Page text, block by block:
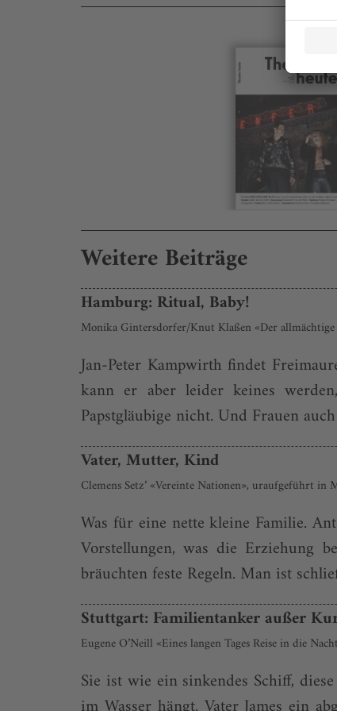
Weitere Beiträge
Hamburg: Ritual, Baby!
Monika Gintersdorfer/Knut Klaßen «Der
Jan-Peter Kampwirth findet
kann er aber leider keines
Papstgläubige nicht. Und Frauen
Vater, Mutter, Kind
Clemens Setz’ «Vereinte Nationen», uraufgeführt in
Was für eine nette kleine Familie.
Vorstellungen, was die Erziehung
bräuchten feste Regeln. Man ist
Stuttgart: Familientanker außer
Eugene O’Neill «Eines langen Tages Reise in die
Sie ist wie ein sinkendes Schiff,